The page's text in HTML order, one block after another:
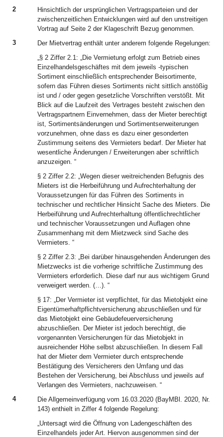
2
Hinsichtlich der ursprünglichen Vertragsparteien und der
zwischenzeitlichen Entwicklungen wird auf den unstreitigen
Vortrag auf Seite 2 der Klageschrift Bezug genommen.
3
Der Mietvertrag enthält unter anderem folgende Regelungen:
„§ 2 Ziffer 2.1: „Die Vermietung erfolgt zum Betrieb eines
Einzelhandelsgeschäftes mit dem jeweils -typischen
Sortiment einschließlich entsprechender Beisortimente,
sofern das Führen dieses Sortiments nicht sittlich anstößig
ist und / oder gegen gesetzliche Vorschriften verstößt. Mit
Blick auf die Laufzeit des Vertrages besteht zwischen den
Vertragspartnern Einvernehmen, dass der Mieter berechtigt
ist, Sortimentsänderungen und Sortimentserweiterungen
vorzunehmen, ohne dass es dazu einer gesonderten
Zustimmung seitens des Vermieters bedarf. Der Mieter hat
wesentliche Änderungen / Erweiterungen aber schriftlich
anzuzeigen. “
§ 2 Ziffer 2.2: „Wegen dieser weitreichenden Befugnis des
Mieters ist die Herbeiführung und Aufrechterhaltung der
Voraussetzungen für das Führen des Sortiments in
technischer und rechtlicher Hinsicht Sache des Mieters. Die
Herbeiführung und Aufrechterhaltung öffentlichrechtlicher
und technischer Voraussetzungen und Auflagen ohne
Zusammenhang mit dem Mietzweck sind Sache des
Vermieters. “
§ 2 Ziffer 2.3: „Bei darüber hinausgehenden Änderungen des
Mietzwecks ist die vorherige schriftliche Zustimmung des
Vermieters erforderlich. Diese darf nur aus wichtigem Grund
verweigert werden. (…). “
§ 17: „Der Vermieter ist verpflichtet, für das Mietobjekt eine
Eigentümerhaftpflichtversicherung abzuschließen und für
das Mietobjekt eine Gebäudefeuerversicherung
abzuschließen. Der Mieter ist jedoch berechtigt, die
vorgenannten Versicherungen für das Mietobjekt in
ausreichender Höhe selbst abzuschließen. In diesem Fall
hat der Mieter dem Vermieter durch entsprechende
Bestätigung des Versicherers den Umfang und das
Bestehen der Versicherung, bei Abschluss und jeweils auf
Verlangen des Vermieters, nachzuweisen. “
4
Die Allgemeinverfügung vom 16.03.2020 (BayMBl. 2020, Nr.
143) enthielt in Ziffer 4 folgende Regelung:
„Untersagt wird die Öffnung von Ladengeschäften des
Einzelhandels jeder Art. Hiervon ausgenommen sind der